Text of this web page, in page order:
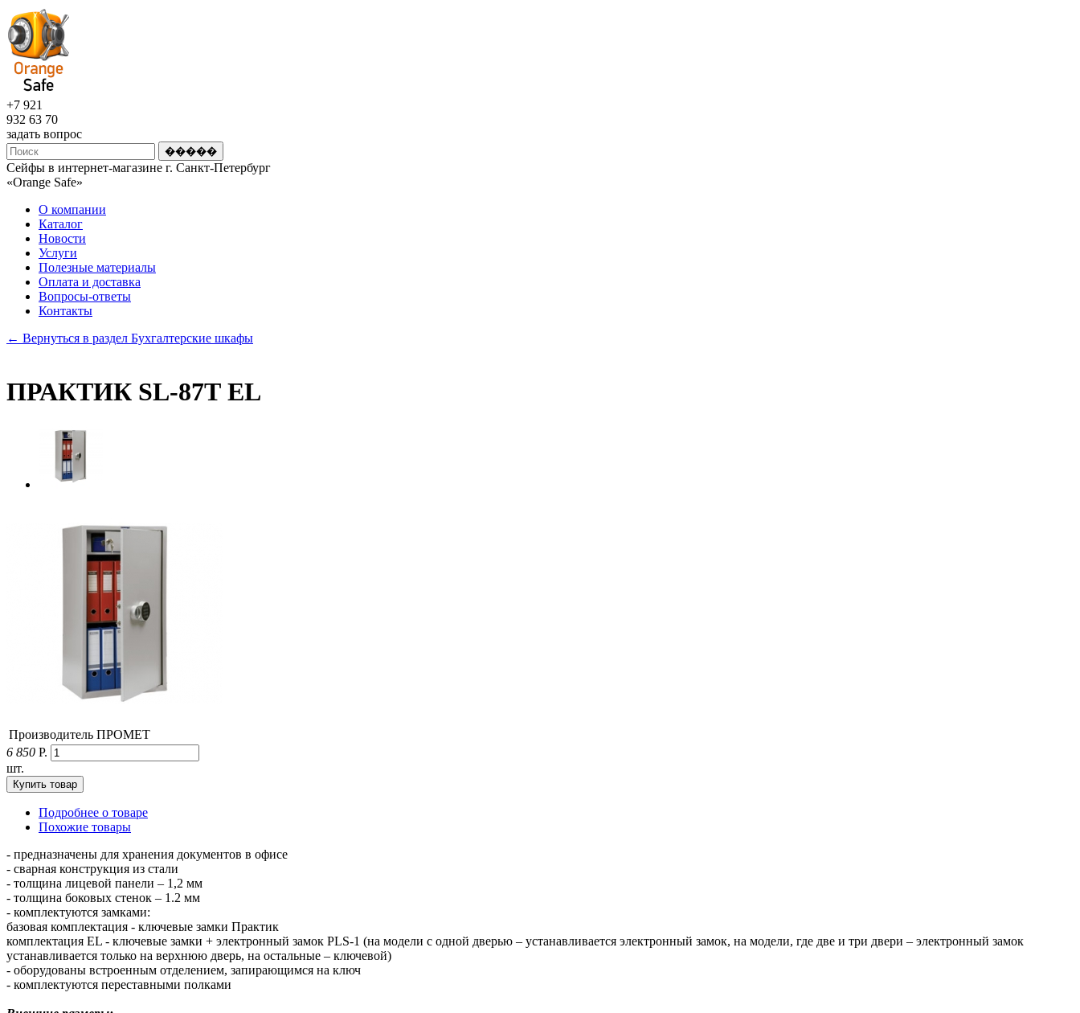
+7 921
932 63 70
задать вопрос
Сейфы в интернет-магазине г. Санкт-Петербург
«Оrange Safe»
О компании
Каталог
Новости
Услуги
Полезные материалы
Оплата и доставка
Вопросы-ответы
Контакты
← Вернуться в раздел Бухгалтерские шкафы
ПРАКТИК SL-87Т EL
Производитель ПРОМЕТ
6 850 Р.
шт.
Подробнее о товаре
Похожие товары
- предназначены для хранения документов в офисе
- сварная конструкция из стали
- толщина лицевой панели – 1,2 мм
- толщина боковых стенок – 1.2 мм
- комплектуются замками:
базовая комплектация - ключевые замки Практик
комплектация EL - ключевые замки + электронный замок PLS-1 (на модели с одной дверью – устанавливается электронный замок, на модели, где две и три двери – электронный замок
устанавливается только на верхнюю дверь, на остальные – ключевой)
- оборудованы встроенным отделением, запирающимся на ключ
- комплектуются переставными полками